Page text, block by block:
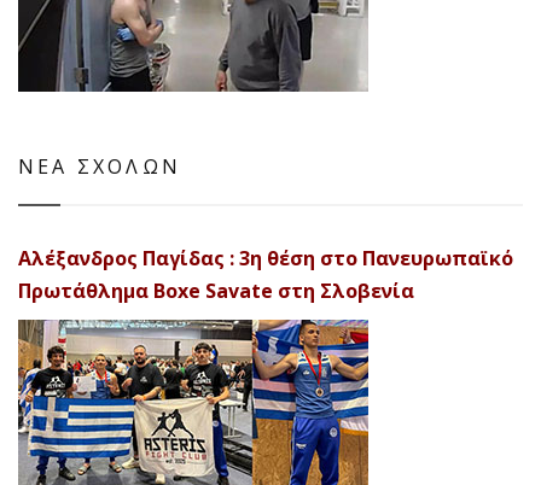
ΝΕΑ ΣΧΟΛΩΝ
Αλέξανδρος Παγίδας : 3η θέση στο Πανευρωπαϊκό
Πρωτάθλημα Boxe Savate στη Σλοβενία